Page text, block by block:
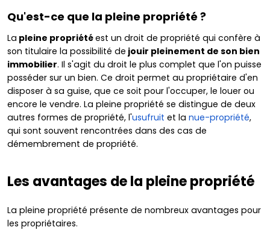
Qu'est-ce que la pleine propriété ?
La pleine propriétéest un droit de propriété qui confère à
son titulaire la possibilité de jouir pleinement de son bien
immobilier. Il s'agit du droit le plus complet que l'on puisse
posséder sur un bien. Ce droit permet au propriétaire d'en
disposer à sa guise, que ce soit pour l'occuper, le louer ou
encore le vendre. La pleine propriété se distingue de deux
autres formes de propriété, l'usufruit et la nue-propriété,
qui sont souvent rencontrées dans des cas de
démembrement de propriété.
Les avantages de la pleine propriété
La pleine propriété présente de nombreux avantages pour
les propriétaires.